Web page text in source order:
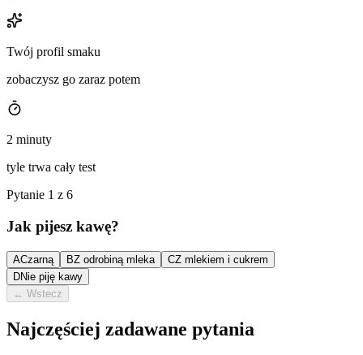
Twój profil smaku
zobaczysz go zaraz potem
2 minuty
tyle trwa cały test
Pytanie 1 z 6
Jak pijesz kawę?
ACzarną BZ odrobiną mleka CZ mlekiem i cukrem
DNie piję kawy
← Wstecz
Najczęściej zadawane pytania